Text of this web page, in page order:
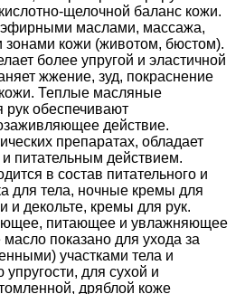
щелочной баланс кожи.
маслами, массажа,
кожи (животом, бюстом).
более упругой и эластичной
жжение, зуд, покраснение
кожи. Теплые масляные
обеспечивают
действие.
препаратах, обладает
питательным действием.
в состав питательного и
для тела, ночные кремы для
и декольте, кремы для рук.
питающее и увлажняющее
показано для ухода за
участками тела и
для сухой и
дряблой коже